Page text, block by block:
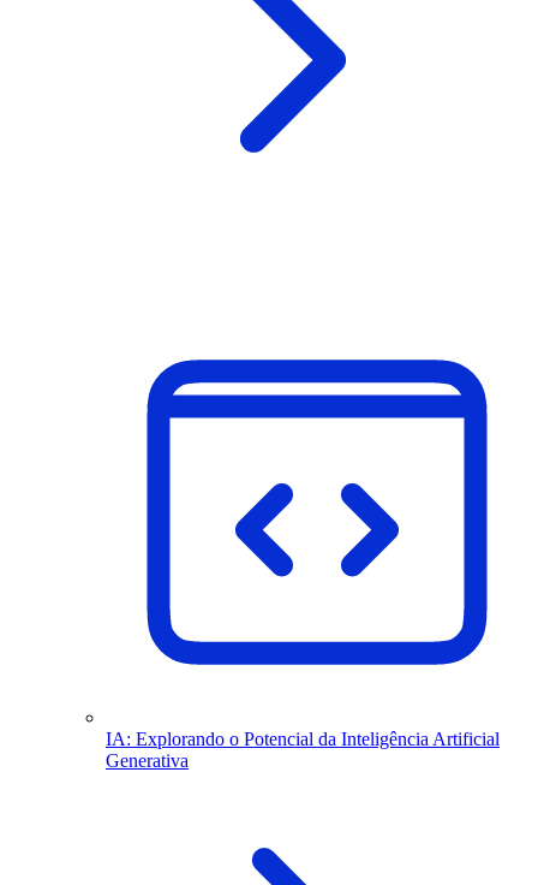
IA: Explorando o Potencial da Inteligência Artificial
Generativa